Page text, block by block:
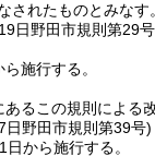
されたものとみなす。
日野田市規則第29
施行する。
るこの規則による
日野田市規則第39号)
から施行する。